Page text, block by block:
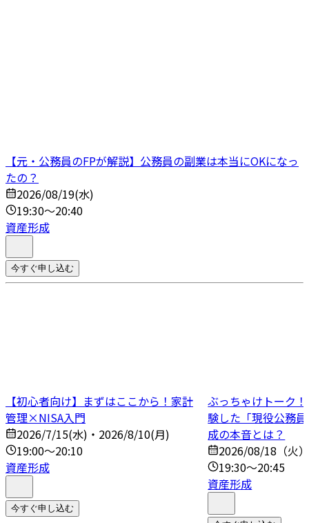
【元・公務員のFPが解説】公務員の副業は本当にOKになっ
たの？
2026/08/19(水)
19:30～20:40
資産形成
今すぐ申し込む
【初心者向け】まずはここから！家計
管理×NISA入門
2026/7/15(水)・2026/8/10(月)
19:00～20:10
資産形成
今すぐ申し込む
ぶっちゃけトーク
験した「現役公務
成の本音とは？
2026/08/18（火
19:30～20:45
資産形成